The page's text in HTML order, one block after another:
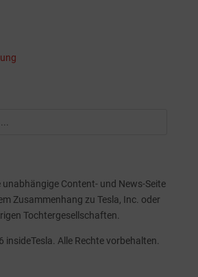
unabhängige Content- und News-Seite
Zusammenhang zu Tesla, Inc. oder
Tochtergesellschaften.
Alle Rechte vorbehalten.